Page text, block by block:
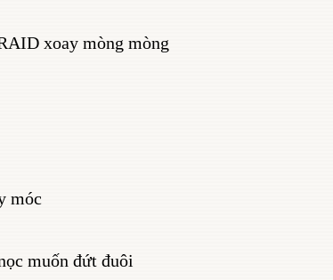
xoay mòng mòng
móc
muốn đứt đuôi